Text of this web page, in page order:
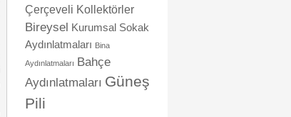
Çerçeveli Kollektörler
Bireysel Kurumsal Sokak
Aydınlatmaları Bina
Aydınlatmaları Bahçe
Aydınlatmaları Güneş
Pili